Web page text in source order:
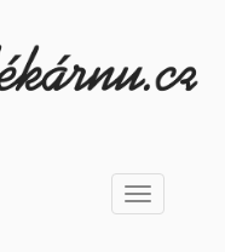
Toggle
navigation